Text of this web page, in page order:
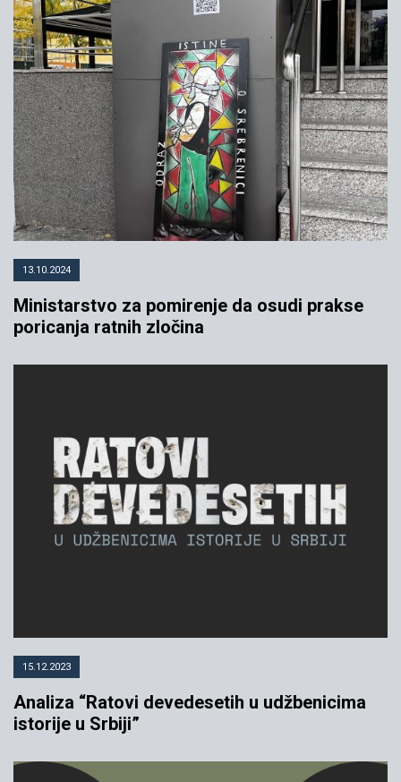
13.10.2024
Ministarstvo za pomirenje da osudi prakse
poricanja ratnih zločina
15.12.2023
Analiza “Ratovi devedesetih u udžbenicima
istorije u Srbiji”